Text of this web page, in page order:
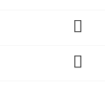

